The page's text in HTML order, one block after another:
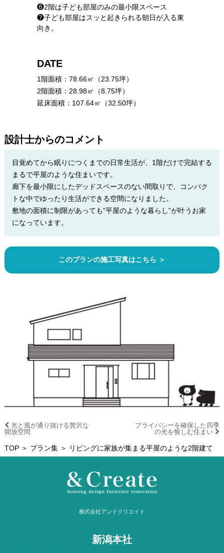
❻2階は子ども部屋のみの最小限スペース
❼子ども部屋はスッと起きられる朝日が入る東
向き。
DATE
1階面積：78.66㎡（23.75坪）
2階面積：28.98㎡（8.75坪）
延床面積：107.64㎡（32.50坪）
設計士からのコメント
目覚めてから眠りにつくまでの日常生活が、1階だけで完結する
まるで平屋のような住まいです。
廊下を最小限にしたデッドスペースのない間取りで、コンパク
トな中でゆったり生活ができる空間になりました。
敷地の面積に制限があっても”平屋のような暮らし”が叶うお家
になっています。
このプランの施工写真はこちら ＞
光と風が通り抜ける贅沢な
開放空間
プライバシーを確保した四季
の光を愉しむ住まい
TOP＞ プラン集＞ リビングに家族が集まる平屋のような2階建て
株式会社アンドクリエイト
新潟本社